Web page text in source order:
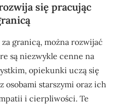
się pracując
granicą, można rozwijać
są niezwykle cenne na
opiekunki uczą się
starszymi oraz ich
i cierpliwości. Te